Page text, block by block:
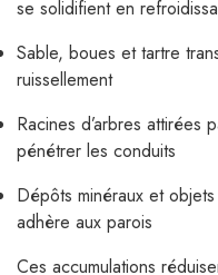
se solidifient en
Sable, boues et tartre
ruissellement
Racines d’arbres attirées
pénétrer les conduits
Dépôts minéraux et
adhère aux parois
Ces accumulations